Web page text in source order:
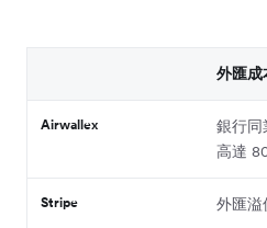
外匯成
Airwallex
銀行同
高達
Stripe 外匯溢